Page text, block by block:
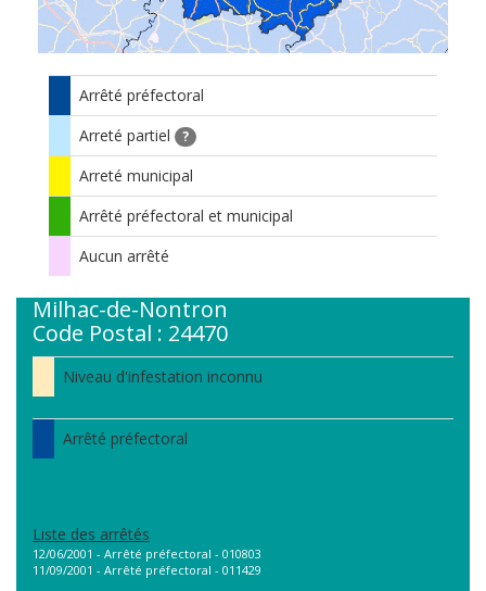
Arrêté préfectoral
Arreté partiel
?
Arreté municipal
Arrêté préfectoral et municipal
Aucun arrêté
Milhac-de-Nontron
Code Postal : 24470
Niveau d'infestation inconnu
Arrêté préfectoral
Liste des arrêtés
12/06/2001 - Arrêté préfectoral - 010803
11/09/2001 - Arrêté préfectoral - 011429